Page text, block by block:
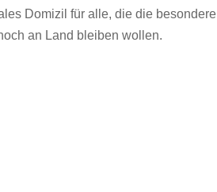
Domizil für alle, die die besondere
an Land bleiben wollen.